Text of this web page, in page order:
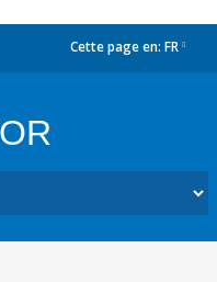
Cette page en: FR